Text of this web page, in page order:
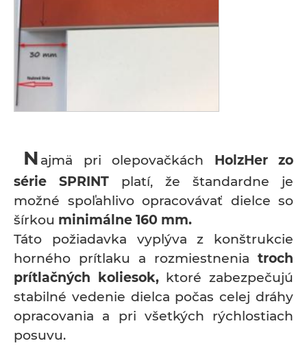
N ajmä pri olepovačkách HolzHer zo
série SPRINT platí, že štandardne je
možné spoľahlivo opracovávať dielce so
šírkou minimálne 160 mm.
Táto požiadavka vyplýva z konštrukcie
horného prítlaku a rozmiestnenia troch
prítlačných koliesok,ktoré zabezpečujú
stabilné vedenie dielca počas celej dráhy
opracovania a pri všetkých rýchlostiach
posuvu.